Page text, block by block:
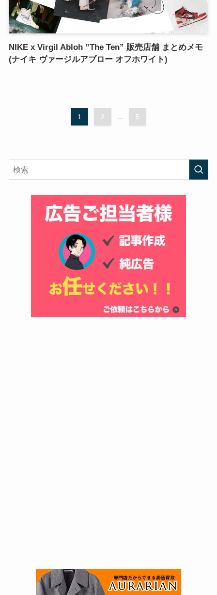
NIKE x Virgil Abloh ”The Ten” 販売店舗 まとめメモ
(ナイキ ヴァージルアブロー オフホワイト)
1 2 5